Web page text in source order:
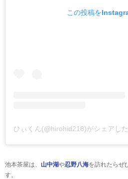
この投稿を
ひぃくん(@hirohid218)がシェアし
池本茶屋は、 山中湖や忍野八海を訪れたらぜ
す。